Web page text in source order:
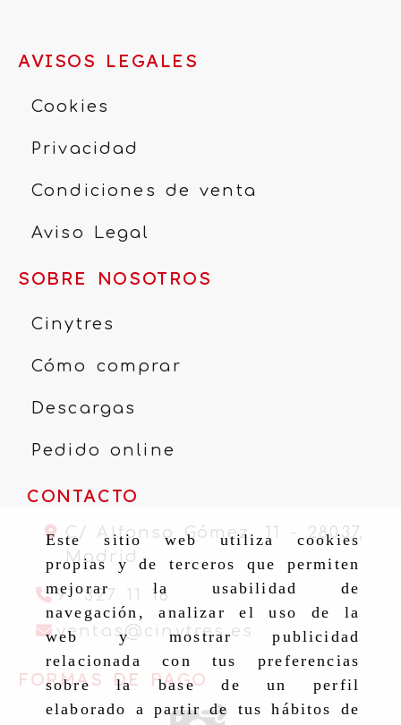
Este sitio web utiliza cookies
propias y de terceros que permiten
mejorar la usabilidad de
navegación, analizar el uso de la
web y mostrar publicidad
relacionada con tus preferencias
sobre la base de un perfil
elaborado a partir de tus hábitos de
AVISOS LEGALES
Cookies
Privacidad
Condiciones de venta
Aviso Legal
SOBRE NOSOTROS
Cinytres
Cómo comprar
Descargas
Pedido online
CONTACTO
C/ Alfonso Gómez, 11 - 28037,
Madrid
91 327 11 16
ventas cinytres.es ventas
FORMAS DE PAGO